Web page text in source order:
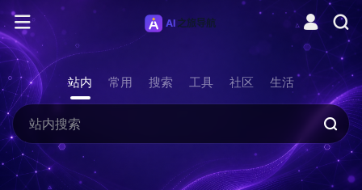
站内 常用 搜索 工具 社区 生活